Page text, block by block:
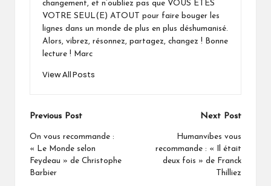
changement, et n’oubliez pas que VOUS ÊTES
VOTRE SEUL(E) ATOUT pour faire bouger les
lignes dans un monde de plus en plus déshumanisé.
Alors, vibrez, résonnez, partagez, changez ! Bonne
lecture ! Marc
View All Posts
Post
navigation
Previous Post
On vous recommande :
« Le Monde selon
Feydeau » de Christophe
Barbier
Next Post
Humanvibes vous
recommande : « Il était
deux fois » de Franck
Thilliez